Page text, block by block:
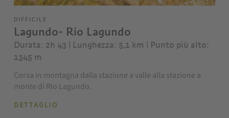
DIFFICILE
Lagundo- Rio Lagundo
Durata: 2h 43 | Lunghezza: 5,1 km | Punto più alto:
1345 m
Corsa in montagna dalla stazione a valle alla stazione a
monte di Rio Lagundo.
DETTAGLIO